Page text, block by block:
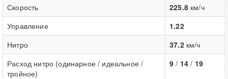
Скорость
225.8км/ч
Управление
1.22
Нитро
37.2км/ч
Расход нитро (одинарное / идеальное /
тройное)
9 / 14 / 19